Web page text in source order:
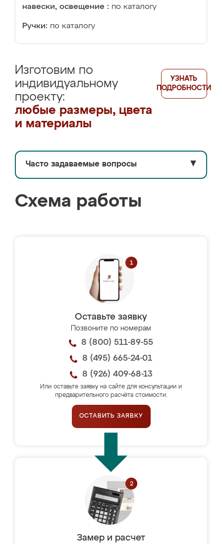
навески, освещение : по каталогу
Ручки: по каталогу
Изготовим по
индивидуальному
проекту:
любые размеры, цвета
и материалы
УЗНАТЬ
ПОДРОБНОСТИ
Часто задаваемые вопросы ▼
Схема работы
Оставьте заявку
Позвоните по номерам
8 (800) 511-89-55
8 (495) 665-24-01
8 (926) 409-68-13
Или оставьте заявку на сайте для консультации и
предварительного расчёта стоимости.
ОСТАВИТЬ ЗАЯВКУ
Замер и расчет